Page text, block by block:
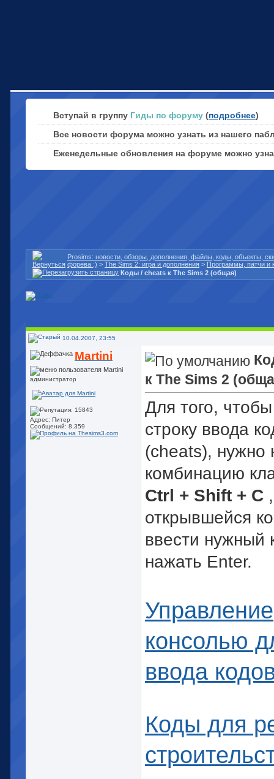
Вступай в группу Гиды по форуму (подробнее)
Все новости форума можно узнать из нашего
Еженедельные обновления на форуме можно
Prosims: новости, обзоры, дополнения, файлы, коды, объекты,
форева ;) > The Sims 2: игра и дополнения > Программы, патчи и
Коды / cheats к The Sims 2 (общая)
10.04.2007, 23:55
Martini
администратор
Адрес: Питер
Сообщений: 8,359
к The Sims 2
Для того,
строку ввода
(cheats), нужно
комбинацию
Ctrl + Shift + C
открывшейся
ввести нужный
нажать Enter.
Управление
консолью
ввода
Коды для